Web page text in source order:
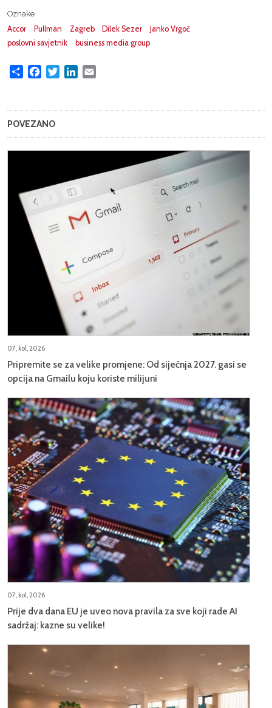
Oznake
Accor
Pullman Zagreb Dilek Sezer
Janko Vrgoč
poslovni savjetnik
business media group
Share FacebookTwitterLinkedIn
POVEZANO
07, kol, 2026
Pripremite se za velike promjene: Od siječnja 2027. gasi se
opcija na Gmailu koju koriste milijuni
07, kol, 2026
Prije dva dana EU je uveo nova pravila za sve koji rade AI
sadržaj: kazne su velike!